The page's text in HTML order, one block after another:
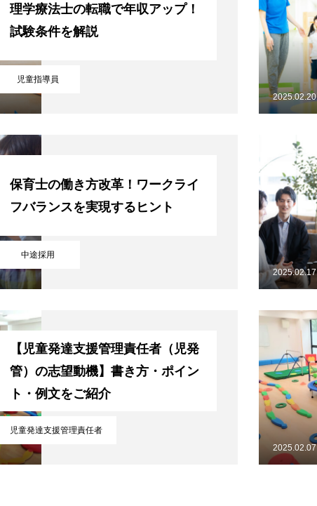
児童指導員
理学療法士の転職で年収アップ！
試験条件を解説
2025.02.20
中途採用
保育士の働き方改革！ワークライ
フバランスを実現するヒント
2025.02.17
児童発達支援管理責任者
【児童発達支援管理責任者（児発
管）の志望動機】書き方・ポイン
ト・例文をご紹介
2025.02.07